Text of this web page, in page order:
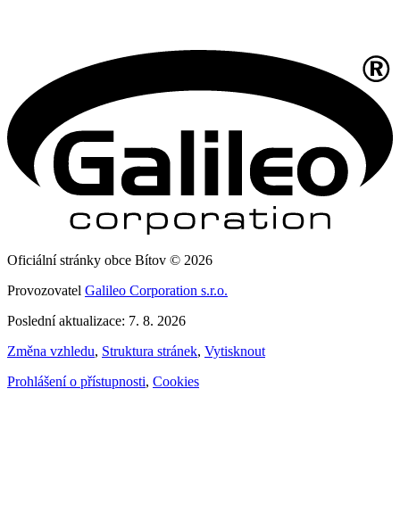
Oficiální stránky obce Bítov © 2026
Provozovatel Galileo Corporation s.r.o.
Poslední aktualizace: 7. 8. 2026
Změna vzhledu, Struktura stránek, Vytisknout
Prohlášení o přístupnosti, Cookies